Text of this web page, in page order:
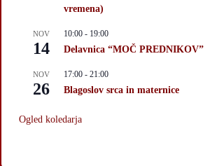
vremena)
NOV
14
10:00 - 19:00
Delavnica “MOČ PREDNIKOV”
NOV
26
17:00 - 21:00
Blagoslov srca in maternice
Ogled koledarja